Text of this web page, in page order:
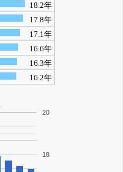
18.2年
17.8年
17.1年
16.6年
16.3年
16.2年
18
20